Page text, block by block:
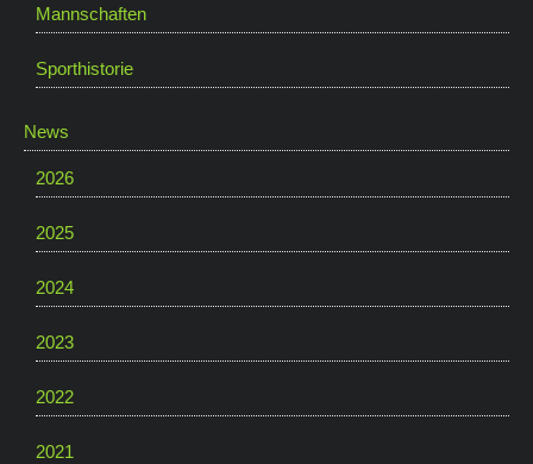
Mannschaften
Sporthistorie
News
2026
2025
2024
2023
2022
2021